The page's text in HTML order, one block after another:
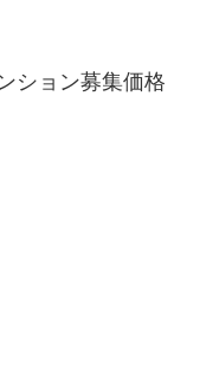
ション募集価格